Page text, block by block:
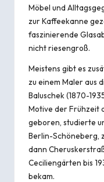
Möbel und
zur Kaffeekanne
faszinierende
nicht riesengroß.
Meistens gibt es
zu einem Maler aus
Baluschek (1870-
Motive der Frühzeit
geboren, studierte
Berlin-Schöneberg,
dann
Ceciliengärten bis
bekam.